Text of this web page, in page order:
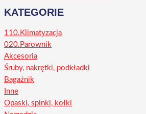
KATEGORIE
110.Klimatyzacja
020.Parownik
Akcesoria
Śruby, nakrętki, podkładki
Bagażnik
Inne
Opaski, spinki, kołki